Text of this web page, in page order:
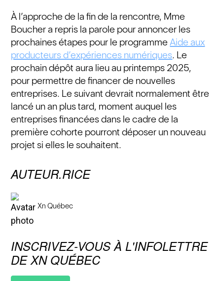
À l’approche de la fin de la rencontre, Mme
Boucher a repris la parole pour annoncer les
prochaines étapes pour le programmeAide aux
producteurs d’expériences numériques. Le
prochain dépôt aura lieu au printemps 2025,
pour permettre de financer de nouvelles
entreprises. Le suivant devrait normalement être
lancé un an plus tard, moment auquel les
entreprises financées dans le cadre de la
première cohorte pourront déposer un nouveau
projet si elles le souhaitent.
AUTEUR.RICE
Xn Québec
INSCRIVEZ-VOUS À L'INFOLETTRE
DE XN QUÉBEC